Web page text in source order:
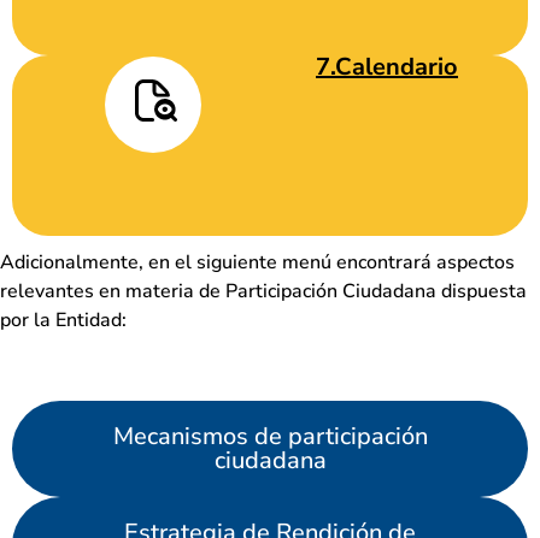
7.Calendario
Adicionalmente, en el siguiente menú encontrará aspectos
relevantes en materia de Participación Ciudadana dispuesta
por la Entidad:
Mecanismos de participación
ciudadana